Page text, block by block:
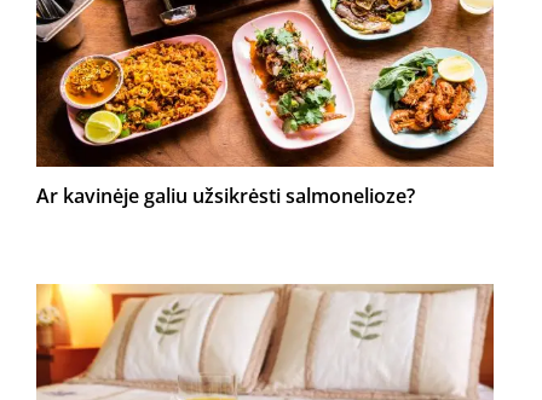
Ar kavinėje galiu užsikrėsti salmonelioze?